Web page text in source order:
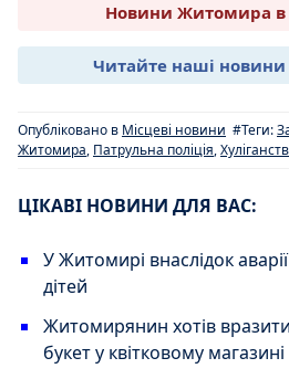
Новини Житомира в
Читайте наші новини
Опубліковано в Місцеві новини #Теги:
Житомира, Патрульна поліція,
ЦІКАВІ НОВИНИ ДЛЯ ВАС:
У Житомирі внаслідок
дітей
Житомирянин хотів
букет у квітковому магазині